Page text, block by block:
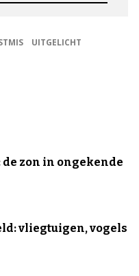
UITGELICHT
zon in ongekende
vliegtuigen, vogels